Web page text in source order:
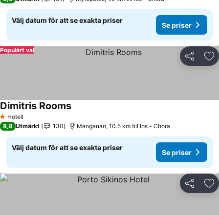
Välj datum för att se exakta priser
Se priser
Dela
Populärt val
1 Stjärnor
Hotell
Dimitris RoomsSe priser
8,8 Utmärkt 130 Manganari, 10.5 km till Ios - Chora
Välj datum för att se exakta priser
Se priser
Dela